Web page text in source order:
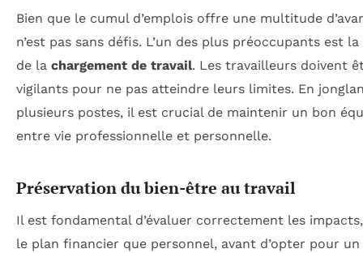
Bien que le cumul d’emplois offre une multitude
n’est pas sans défis. L’un des plus préoccupants est
de la chargement de travail. Les travailleurs doivent
vigilants pour ne pas atteindre leurs limites. En
plusieurs postes, il est crucial de maintenir un bon
entre vie professionnelle et personnelle.
Préservation du bien-être au travail
Il est fondamental d’évaluer correctement les
le plan financier que personnel, avant d’opter pour un